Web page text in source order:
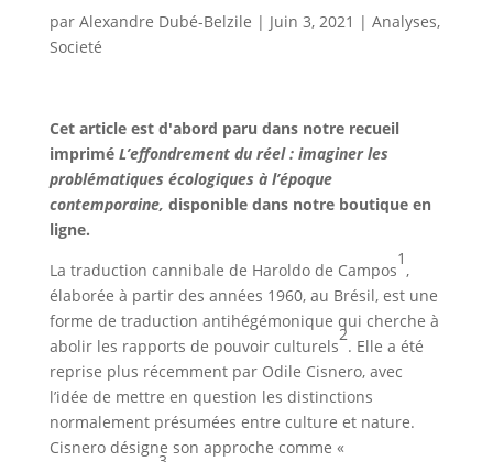
par Alexandre Dubé-Belzile | Juin 3, 2021 | Analyses,
Societé
Cet article est d'abord paru dans notre recueil
impriméL’effondrement du réel : imaginer les
problématiques écologiques à l’époque
contemporaine, disponible dans notre boutique en
ligne.
La traduction cannibale de Haroldo de Campos
1
,
élaborée à partir des années 1960, au Brésil, est une
forme de traduction antihégémonique qui cherche à
abolir les rapports de pouvoir culturels
2
. Elle a été
reprise plus récemment par Odile Cisnero, avec
l’idée de mettre en question les distinctions
normalement présumées entre culture et nature.
Cisnero désigne son approche comme «